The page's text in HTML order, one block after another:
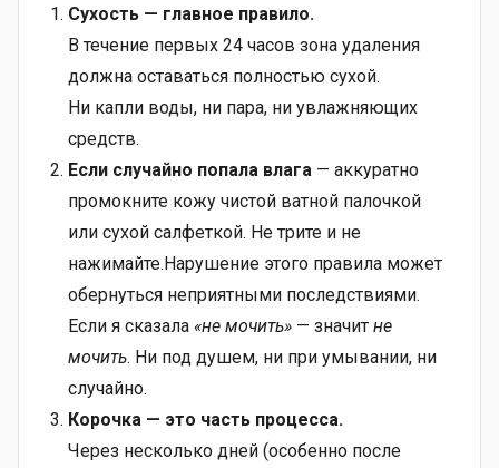
Сухость — главное правило.
В течение первых 24 часов зона удаления
должна оставаться полностью сухой.
Ни капли воды, ни пара, ни увлажняющих
средств.
Если случайно попала влага — аккуратно
промокните кожу чистой ватной палочкой
или сухой салфеткой. Не трите и не
нажимайте.Нарушение этого правила может
обернуться неприятными последствиями.
Если я сказала «не мочить» — значит не
мочить. Ни под душем, ни при умывании, ни
случайно.
Корочка — это часть процесса.
Через несколько дней (особенно после